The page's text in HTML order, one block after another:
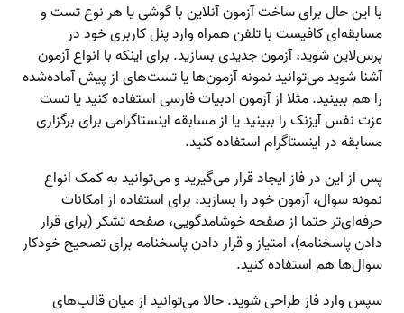
با این حال برای ساخت آزمون آنلاین با گوشی یا هر نوع تست و
مسابقه‌ای کافیست با تلفن همراه وارد پنل کاربری خود در
پرس‌لاین شوید، آزمون جدیدی بسازید. برای اینکه با انواع آزمون
آشنا شوید می‌توانید نمونه آزمون‌ها یا تست‌های از پیش آماده‌شده
را هم ببینید. مثلا از آزمون ادبیات فارسی استفاده کنید یا تست
عزت نفس آیزنک را ببینید یا از مسابقه اینستاگرامی برای برگزاری
مسابقه در اینستاگرام استفاده کنید.
پس از این در فاز ایجاد قرار می‌گیرید و می‌توانید به کمک انواع
نمونه سوال، آزمون خود را بسازید، برای استفاده از امکانات
حرفه‌ای‌تر حتما از صفحه خوشامدگویی، صفحه تشکر (برای قرار
دادن پاسخنامه)، امتیاز و قرار دادن پاسخنامه برای تصحیح خودکار
سوال‌ها هم استفاده کنید.
سپس وارد فاز طراحی شوید. حالا می‌توانید از میان قالب‌های